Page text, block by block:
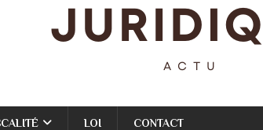
LOI CONTACT